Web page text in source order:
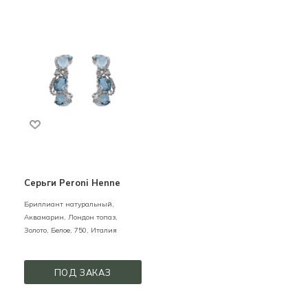
Серьги Peroni Henne
Бриллиант натуральный,
Аквамарин, Лондон топаз,
Золото, Белое, 750, Италия
ПОД ЗАКАЗ